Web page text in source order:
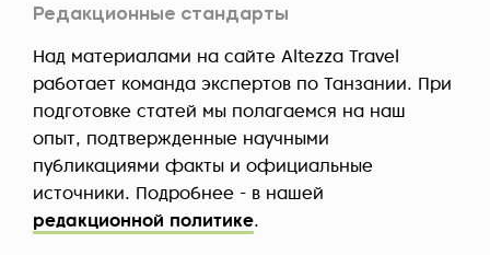
Редакционные стандарты
Над материалами на сайте Altezza Travel
работает команда экспертов по Танзании. При
подготовке статей мы полагаемся на наш
опыт, подтвержденные научными
публикациями факты и официальные
источники. Подробнее - в нашей
редакционной политике.